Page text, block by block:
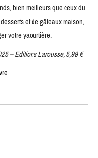
bien meilleurs que ceux du
et de gâteaux maison,
votre yaourtière.
– Editions Larousse, 5,99 €